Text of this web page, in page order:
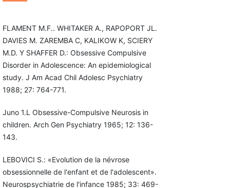
FLAMENT M.F.. WHITAKER A., RAPOPORT JL.
DAVIES M. ZAREMBA C, KALIKOW K, SCIERY
M.D. Y SHAFFER D.: Obsessive Compulsive
Disorder in Adolescence: An epidemiological
study. J Am Acad Chil Adolesc Psychiatry
1988; 27: 764-771.
Juno 1.L Obsessive-Compulsive Neurosis in
children. Arch Gen Psychiatry 1965; 12: 136-
143.
LEBOVICI S.: «Evolution de la névrose
obsessionnelle de l'enfant et de l'adolescent».
Neurospsychiatrie de l'infance 1985; 33: 469-